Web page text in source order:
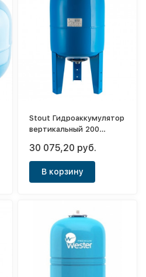
Stout Гидроаккумулятор
вертикальный 200
30 075,20 руб.
В корзину